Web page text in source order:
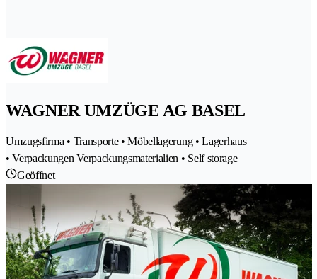
WAGNER UMZÜGE AG BASEL
Umzugsfirma • Transporte • Möbellagerung • Lagerhaus
• Verpackungen Verpackungsmaterialien • Self storage
Geöffnet